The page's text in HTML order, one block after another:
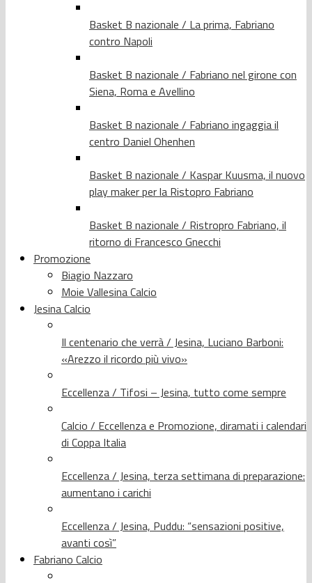
Basket B nazionale / La prima, Fabriano
contro Napoli
Basket B nazionale / Fabriano nel girone con
Siena, Roma e Avellino
Basket B nazionale / Fabriano ingaggia il
centro Daniel Ohenhen
Basket B nazionale / Kaspar Kuusma, il nuovo
play maker per la Ristopro Fabriano
Basket B nazionale / Ristropro Fabriano, il
ritorno di Francesco Gnecchi
Promozione
Biagio Nazzaro
Moie Vallesina Calcio
Jesina Calcio
Il centenario che verrà / Jesina, Luciano Barboni:
«Arezzo il ricordo più vivo»
Eccellenza / Tifosi – Jesina, tutto come sempre
Calcio / Eccellenza e Promozione, diramati i calendari
di Coppa Italia
Eccellenza / Jesina, terza settimana di preparazione:
aumentano i carichi
Eccellenza / Jesina, Puddu: “sensazioni positive,
avanti così”
Fabriano Calcio